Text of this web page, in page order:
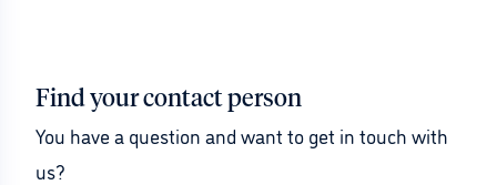
Find your contact person
You have a question and want to get in touch with
us?